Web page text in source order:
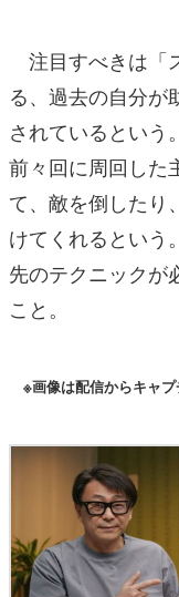
注目すべきは「
る、過去の自分が
されているという
前々回に周回した
て、敵を倒したり
けてくれるという
先のテクニックが
こと。
※画像は配信からキャプ